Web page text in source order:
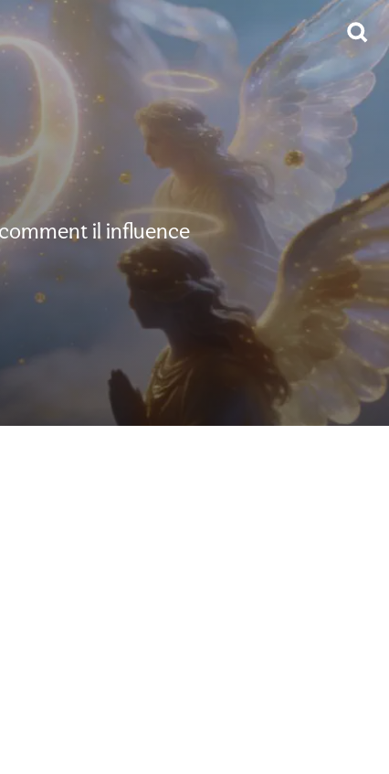
il influence